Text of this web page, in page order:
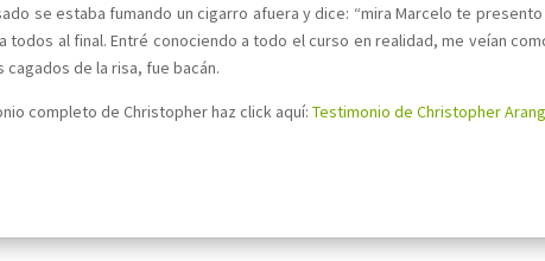
se estaba fumando un cigarro afuera y dice: “mira Marcelo te
todos al final. Entré conociendo a todo el curso en realidad, me veían
de la risa, fue bacán.
completo de Christopher haz click aquí: Testimonio de Christopher